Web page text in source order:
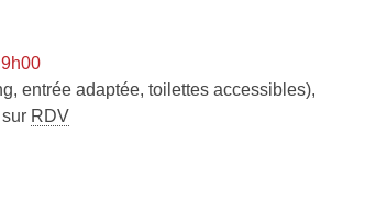
entrée adaptée, toilettes accessibles),
RDV